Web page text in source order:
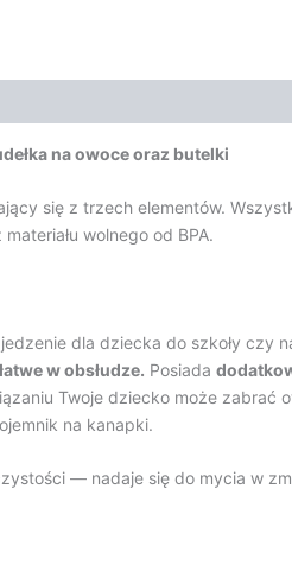
na owoce oraz butelki
się z trzech elementów.
wolnego od BPA.
dla dziecka do szkoły czy
łatwe w obsłudze. Posiada
Twoje dziecko może zabrać
na kanapki.
— nadaje się do mycia w